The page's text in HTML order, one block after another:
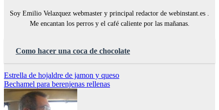
Soy Emilio Velazquez webmaster y principal redactor de webinstant.es .
Me encantan los perros y el café caliente por las mañanas.
Como hacer una coca de chocolate
Navegación
de
entradas
Estrella de hojaldre de jamon y queso
Bechamel para berenjenas rellenas